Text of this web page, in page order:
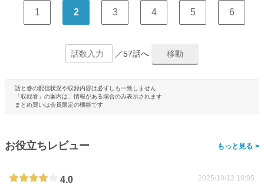
1 2 3 4 5 6
／57話へ
話と巻の配信状況や収録内容は必ずしも一致しません
「収録巻」の案内は、情報がある場合のみ表示されます
まとめ買いは会員限定の機能です
お役立ちレビュー >
4.0 2025/10/12 10:05